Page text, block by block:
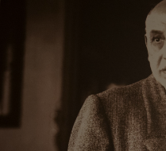
Previous